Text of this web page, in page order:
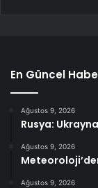
En Güncel
Ağustos 9, 2026
Rusya:
Ağustos 9, 2026
Ağustos 9, 2026